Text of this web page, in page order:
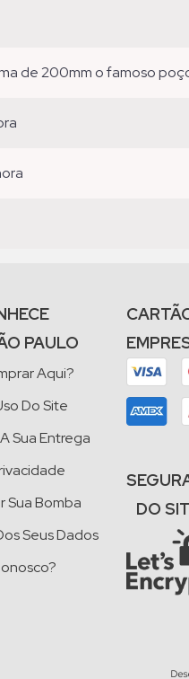
de 200mm o famoso
PAULO
Aqui?
Do Site
Sua Entrega
Sua Bomba
Seus Dados
DO